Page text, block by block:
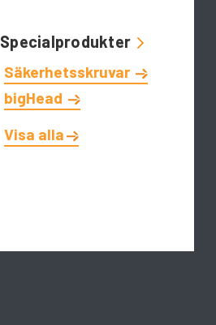
Specialprodukter
Säkerhetsskruvar
bigHead
Visa alla